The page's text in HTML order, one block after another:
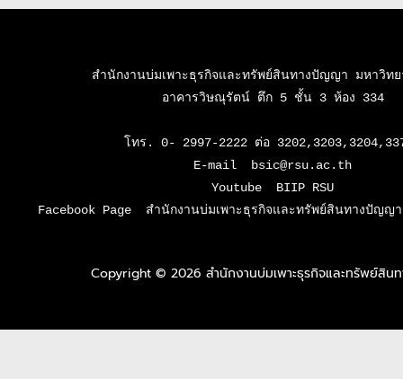
สำนักงานบ่มเพาะธุรกิจและทรัพย์สินทางปัญญา มหาวิทย
อาคารวิษณุรัตน์ ตึก 5 ชั้น 3 ห้อง 334
โทร. 0- 2997-2222 ต่อ
E-mail  bsic@rsu.ac.th
Youtube  BIIP RSU
Facebook Page  สำนักงานบ่มเพาะธุรกิจและทรัพย์สินทางปัญญ
Copyright © 2026 สำนักงานบ่มเพาะธุรกิจและทรัพย์สิ